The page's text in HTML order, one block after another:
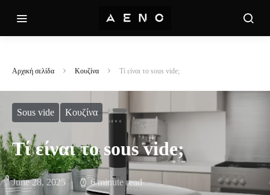
Αρχική σελίδα Κουζίνα Τί είναι το sous vide;
Sous vide Κουζίνα
Τί είναι το sous vide;
June 28, 2025 6 minute read